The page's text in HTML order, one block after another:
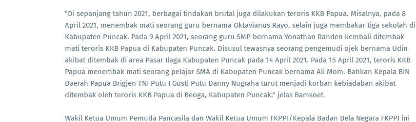
"Di sepanjang tahun 2021, berbagai tindakan brutal juga dilakukan teroris KKB Papua. Misalnya, pada 8
April 2021, menembak mati seorang guru bernama Oktavianus Rayo, selain juga membakar tiga sekolah di
Kabupaten Puncak. Pada 9 April 2021, seorang guru SMP bernama Yonathan Randen kembali ditembak
mati teroris KKB Papua di Kabupaten Puncak. Disusul tewasnya seorang pengemudi ojek bernama Udin
akibat ditembak di area Pasar Ilaga Kabupaten Puncak pada 14 April 2021. Pada 15 April 2021, teroris KKB
Papua menembak mati seorang pelajar SMA di Kabupaten Puncak bernama Ali Mom. Bahkan Kepala BIN
Daerah Papua Brigjen TNI Putu I Gusti Putu Danny Nugraha turut menjadi korban kebiadaban akibat
ditembak oleh teroris KKB Papua di Beoga, Kabupaten Puncak," jelas Bamsoet.
Wakil Ketua Umum Pemuda Pancasila dan Wakil Ketua Umum FKPPI/Kepala Badan Bela Negara FKPPI ini